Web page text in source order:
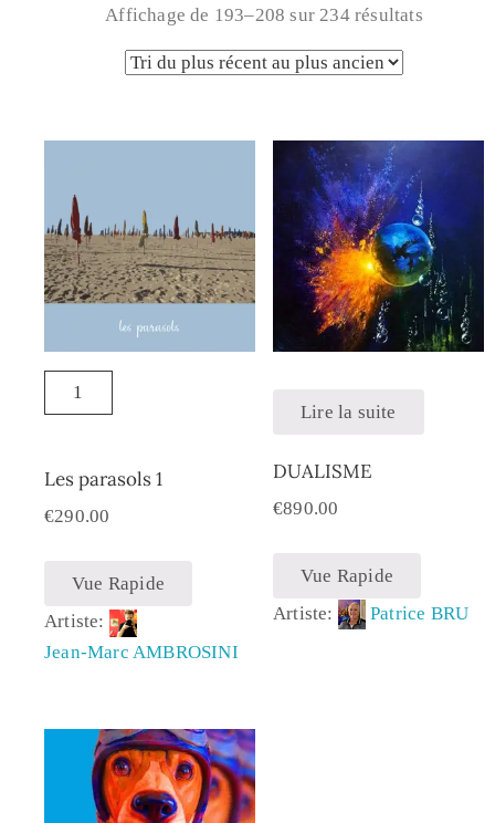
Affichage de 193–208 sur 234 résultats
Les parasols 1
€290.00
Vue Rapide
Artiste:
Jean-Marc AMBROSINI
Lire la suite
DUALISME
€890.00
Vue Rapide
Artiste:
Patrice BRU